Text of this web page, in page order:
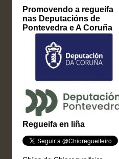
Promovendo a regueifa
nas Deputacións de
Pontevedra e A Coruña
Regueifa en liña